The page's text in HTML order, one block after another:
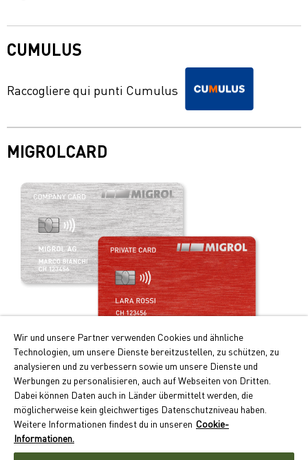
CUMULUS
Raccogliere qui punti Cumulus
MIGROLCARD
Praticità e vantaggi!
I principali vantaggi della Migrolcard:
Punti Cumulus doppi per i rifornimenti e la ricarica
dell’auto elettrica
Pagamento senza contanti con conteggio mensile
Accettazione capillare in oltre 550 ubicazioni in Svizzera
Wir und unsere Partner verwenden Cookies und ähnliche
Technologien, um unsere Dienste bereitzustellen, zu schützen, zu
analysieren und zu verbessern sowie um unsere Dienste und
Werbungen zu personalisieren, auch auf Webseiten von Dritten.
Dabei können Daten auch in Länder übermittelt werden, die
möglicherweise kein gleichwertiges Datenschutzniveau haben.
Weitere Informationen findest du in unseren Cookie-
Informationen.